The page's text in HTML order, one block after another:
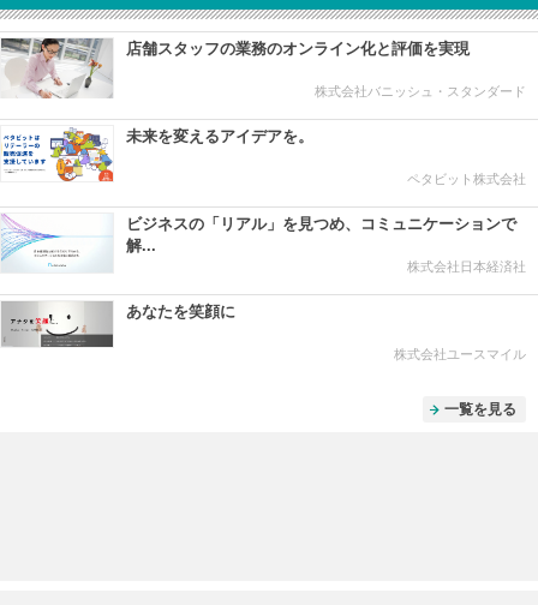
店舗スタッフの業務のオンライン化と評価を実現
株式会社バニッシュ・スタンダード
未来を変えるアイデアを。
ペタビット株式会社
ビジネスの「リアル」を見つめ、コミュニケーションで
解...
株式会社日本経済社
あなたを笑顔に
株式会社ユースマイル
一覧を見る